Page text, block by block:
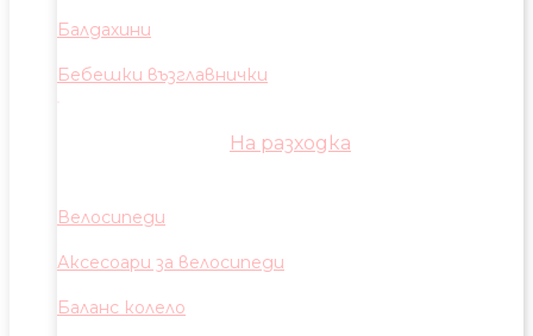
Балдахини
Бебешки възглавнички
На разходка
Велосипеди
Аксесоари за велосипеди
Баланс колело